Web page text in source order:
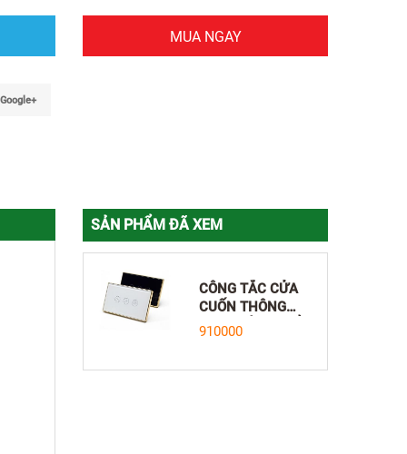
MUA NGAY
SẢN PHẨM ĐÃ XEM
CÔNG TẮC CỬA
CUỐN THÔNG
MINH ĐIỀU KHIỂN
910000